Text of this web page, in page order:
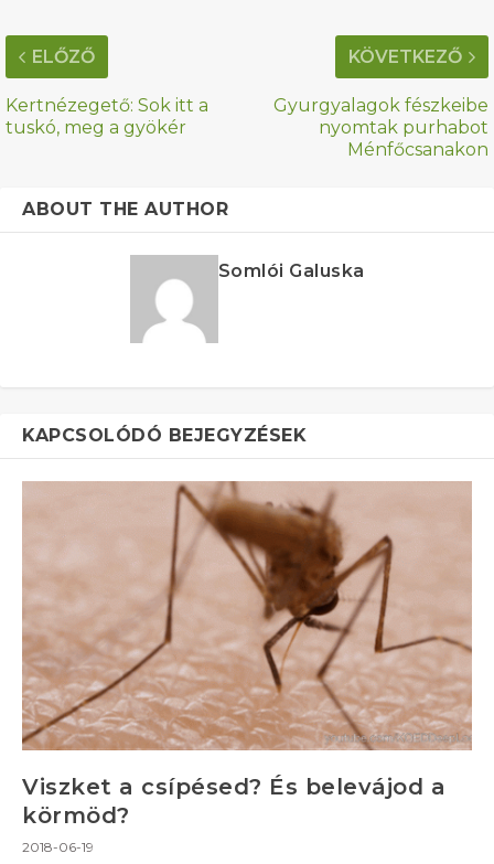
ELŐZŐ
Kertnézegető: Sok itt a
tuskó, meg a gyökér
KÖVETKEZŐ
Gyurgyalagok fészkeibe
nyomtak purhabot
Ménfőcsanakon
ABOUT THE AUTHOR
Somlói Galuska
KAPCSOLÓDÓ BEJEGYZÉSEK
Viszket a csípésed? És belevájod a
körmöd?
2018-06-19